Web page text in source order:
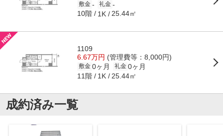
敷金 - 礼金 -
10階 1K 25.44㎡
1109
6.67万円 (管理費等：8,000円)
敷金 0ヶ月 礼金 0ヶ月
11階 1K 25.44㎡
成約済み一覧